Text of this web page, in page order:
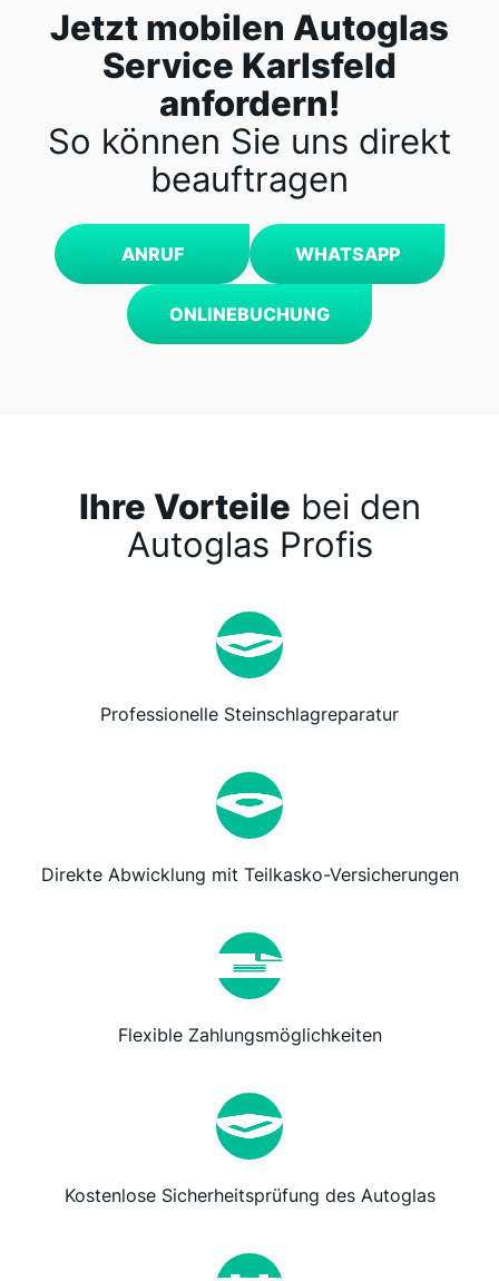
Jetzt mobilen Autoglas
Service Karlsfeld
anfordern!
So können Sie uns direkt
beauftragen
ANRUF WHATSAPP
ONLINEBUCHUNG
Ihre Vorteile bei den
Autoglas Profis
Professionelle Steinschlagreparatur
Direkte Abwicklung mit Teilkasko-Versicherungen
Flexible Zahlungsmöglichkeiten
Kostenlose Sicherheitsprüfung des Autoglas